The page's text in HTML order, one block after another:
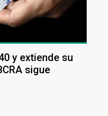
y extiende su
sigue